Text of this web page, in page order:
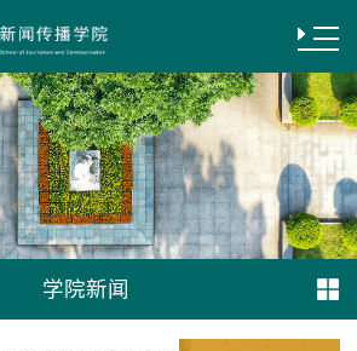
学院新闻